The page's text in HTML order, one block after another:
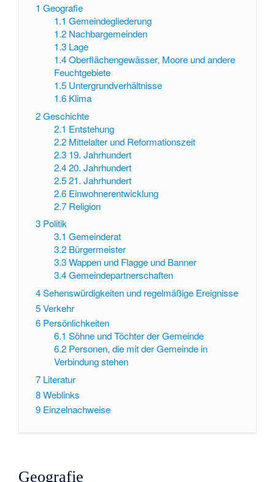
1 Geografie
1.1 Gemeindegliederung
1.2 Nachbargemeinden
1.3 Lage
1.4 Oberflächengewässer, Moore und andere
Feuchtgebiete
1.5 Untergrundverhältnisse
1.6 Klima
2Geschichte
2.1 Entstehung
2.2 Mittelalter und Reformationszeit
2.3 19. Jahrhundert
2.4 20. Jahrhundert
2.5 21. Jahrhundert
2.6 Einwohnerentwicklung
2.7 Religion
3 Politik
3.1 Gemeinderat
3.2 Bürgermeister
3.3 Wappen und Flagge und Banner
3.4 Gemeindepartnerschaften
4Sehenswürdigkeiten und regelmäßige Ereignisse
5Verkehr
6 Persönlichkeiten
6.1 Söhne und Töchter der Gemeinde
6.2 Personen, die mit der Gemeinde in
Verbindung stehen
7 Literatur
8Weblinks
9 Einzelnachweise
Geografie